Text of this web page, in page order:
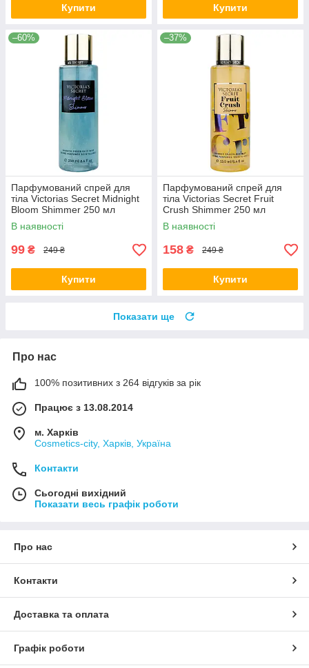
Купити Купити
–60%
Парфумований спрей для
тіла Victorias Secret Midnight
Bloom Shimmer 250 мл
В наявності
99 ₴ 249 ₴
Купити
–37%
Парфумований спрей для
тіла Victorias Secret Fruit
Crush Shimmer 250 мл
В наявності
158 ₴ 249 ₴
Купити
Показати ще
Про нас
100% позитивних з 264 відгуків за рік
Працює з 13.08.2014
м. Харків
Cosmetics-city, Харків, Україна
Контакти
Сьогодні вихідний
Показати весь графік роботи
Про нас
Контакти
Доставка та оплата
Графік роботи